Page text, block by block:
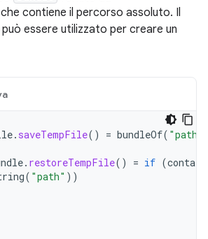
che contiene il percorso assoluto. Il
essere utilizzato per creare un
. saveTempFile() = bundleOf( "path"
. restoreTempFile() = if (
( "path" ))